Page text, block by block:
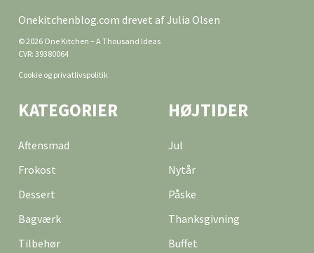
Onekitchenblog.com drevet af Julia Olsen
© 2026 One Kitchen – A Thousand Ideas
CVR: 39380064
Cookie og privatlivspolitik
KATEGORIER
Aftensmad
Frokost
Dessert
Bagværk
Tilbehør
HØJTIDER
Jul
Nytår
Påske
Thanksgivning
Buffet